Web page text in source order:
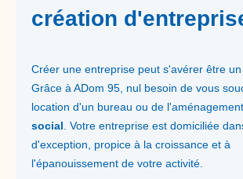
création
Créer une entreprise peut s'avérer être un
Grâce à ADom 95, nul besoin de vous
location d'un bureau ou de
social . Votre entreprise est domiciliée
d'exception, propice à la croissance et à
l'épanouissement de votre activité.